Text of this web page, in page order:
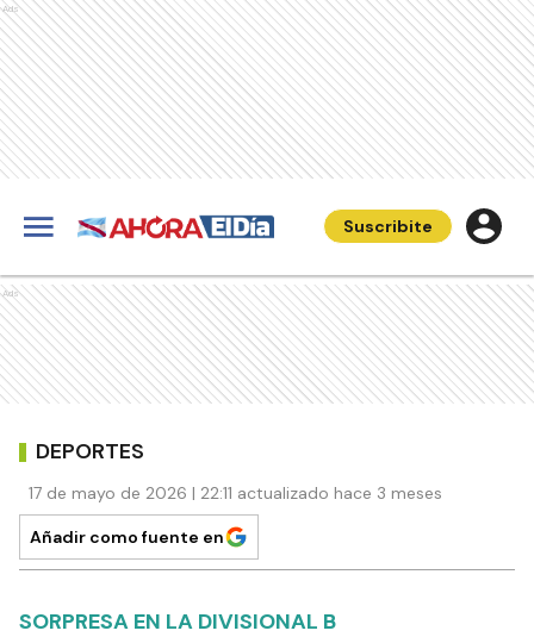
Ads
Suscribite
Ads
DEPORTES
17 de mayo de 2026 | 22:11 actualizado hace 3 meses
Añadir como fuente en
SORPRESA EN LA DIVISIONAL B